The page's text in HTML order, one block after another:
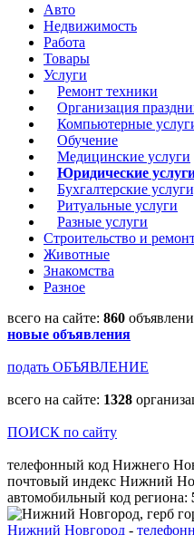
Авто
Недвижимость
Работа
Товары
Услуги
Ремонт техники
Организация
Компьютерные
Обучение
Медицинские услуги
Юридические
Бухгалтерские
Ритуальные услуги
Разные услуги
Строительство и
Животные
Знакомства
Разное
всего на сайте: 860
новые объявления
подать ОБЪЯВЛЕНИЕ
всего на сайте: 1328
ПОИСК по сайту
телефонный код Нижнего
почтовый индекс Нижний
автомобильный код региона:
Нижний Новгород -